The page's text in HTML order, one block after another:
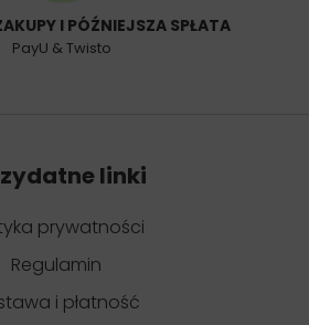
I PÓŹNIEJSZA SPŁATA
PayU & Twisto
linki
prywatności
Regulamin
i płatność